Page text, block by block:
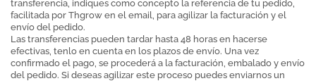
transferencia, indiques como concepto la referencia de tu pedido,
facilitada por Thgrow en el email, para agilizar la facturación y el
envío del pedido.
Las transferencias pueden tardar hasta 48 horas en hacerse
efectivas, tenlo en cuenta en los plazos de envío. Una vez
confirmado el pago, se procederá a la facturación, embalado y envío
del pedido. Si deseas agilizar este proceso puedes enviarnos un